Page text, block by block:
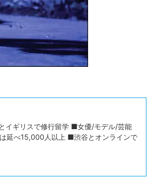
イギリスで修行留学 ■女優/モデル/芸能
延べ15,000人以上 ■渋谷とオンラインで